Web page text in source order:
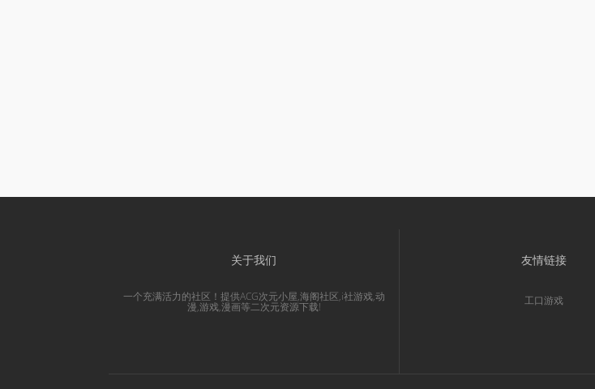
关于我们
一个充满活力的社区！提供ACG次元小屋,海阁社区,i社游戏,动
漫,游戏,漫画等二次元资源下载!
友情链接
工口游戏